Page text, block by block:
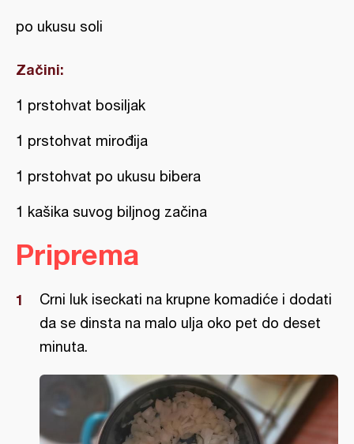
po ukusu soli
Začini:
1 prstohvat bosiljak
1 prstohvat mirođija
1 prstohvat po ukusu bibera
1 kašika suvog biljnog začina
Priprema
Crni luk iseckati na krupne komadiće i dodati
da se dinsta na malo ulja oko pet do deset
minuta.